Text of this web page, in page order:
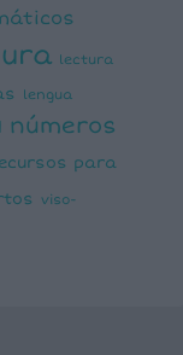
lectura
lengua
números
para
viso-